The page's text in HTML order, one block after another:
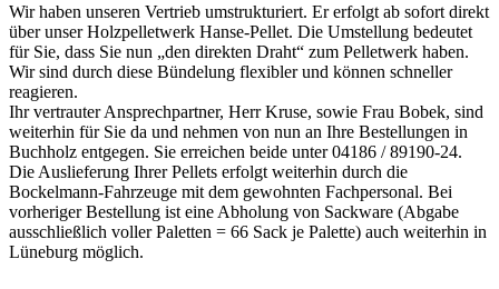
Wir haben unseren Vertrieb umstrukturiert. Er erfolgt ab sofort direkt
über unser Holzpelletwerk Hanse-Pellet. Die Umstellung bedeutet
für Sie, dass Sie nun „den direkten Draht“ zum Pelletwerk haben.
Wir sind durch diese Bündelung flexibler und können schneller
reagieren.
Ihr vertrauter Ansprechpartner, Herr Kruse, sowie Frau Bobek, sind
weiterhin für Sie da und nehmen von nun an Ihre Bestellungen in
Buchholz entgegen. Sie erreichen beide unter 04186 / 89190-24.
Die Auslieferung Ihrer Pellets erfolgt weiterhin durch die
Bockelmann-Fahrzeuge mit dem gewohnten Fachpersonal. Bei
vorheriger Bestellung ist eine Abholung von Sackware (Abgabe
ausschließlich voller Paletten = 66 Sack je Palette) auch weiterhin in
Lüneburg möglich.